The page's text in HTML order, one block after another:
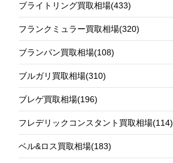
ブライトリング買取相場(433)
フランクミュラー買取相場(320)
ブランパン買取相場(108)
ブルガリ買取相場(310)
ブレゲ買取相場(196)
フレデリックコンスタント買取相場(114)
ベル&ロス買取相場(183)